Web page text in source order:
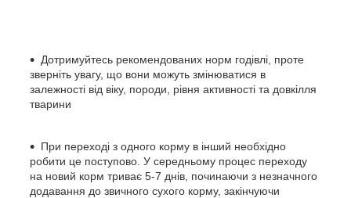
Дотримуйтесь рекомендованих норм годівлі, проте
зверніть увагу, що вони можуть змінюватися в
залежності від віку, породи, рівня активності та довкілля
тварини
При переході з одного корму в інший необхідно
робити це поступово. У середньому процес переходу
на новий корм триває 5-7 днів, починаючи з незначного
додавання до звичного сухого корму, закінчуючи